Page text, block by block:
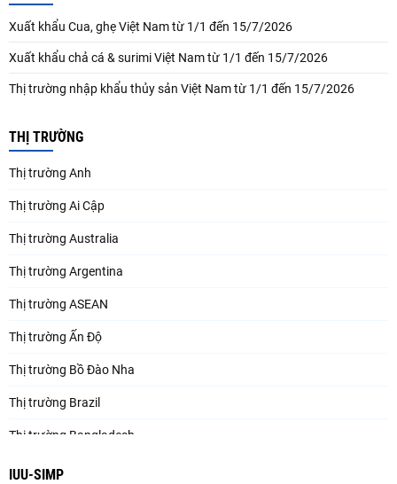
Xuất khẩu Cua, ghẹ Việt Nam từ 1/1 đến 15/7/2026
Xuất khẩu chả cá & surimi Việt Nam từ 1/1 đến 15/7/2026
Thị trường nhập khẩu thủy sản Việt Nam từ 1/1 đến 15/7/2026
THỊ TRƯỜNG
Thị trường Anh
Thị trường Ai Cập
Thị trường Australia
Thị trường Argentina
Thị trường ASEAN
Thị trường Ấn Độ
Thị trường Bồ Đào Nha
Thị trường Brazil
Thị trường Bangladesh
Thị trường Chile
IUU-SIMP